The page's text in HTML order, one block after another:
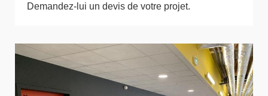
Demandez-lui un devis de votre projet.